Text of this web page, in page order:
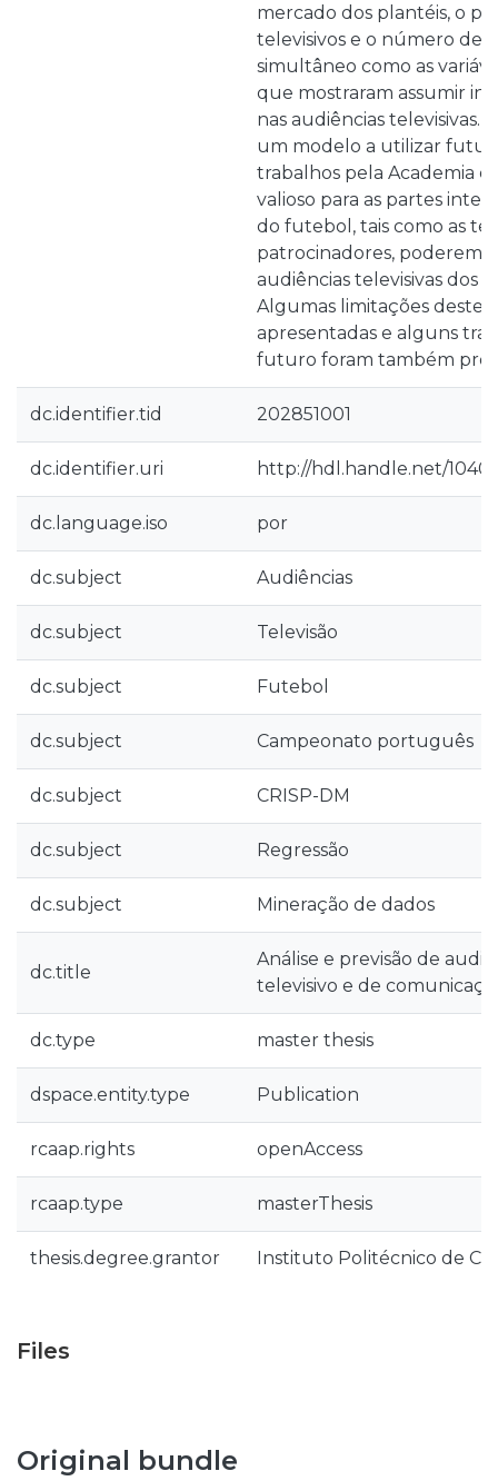
mercado dos plantéis, o
televisivos e o número de
simultâneo como as
que mostraram assumir
nas audiências televisivas.
um modelo a utilizar
trabalhos pela Academia
valioso para as partes
do futebol, tais como as
patrocinadores, poderem
audiências televisivas dos
Algumas limitações deste
apresentadas e alguns
futuro foram também
dc.identifier.tid 202851001
dc.identifier.uri http://hdl.handle.net/
dc.language.iso por
dc.subject Audiências
dc.subject Televisão
dc.subject Futebol
dc.subject Campeonato português
dc.subject CRISP-DM
dc.subject Regressão
dc.subject Mineração de dados
dc.title
Análise e previsão de
televisivo e de
dc.type master thesis
dspace.entity.type Publication
rcaap.rights openAccess
rcaap.type masterThesis
thesis.degree.grantor Instituto Politécnico de
Files
Original bundle